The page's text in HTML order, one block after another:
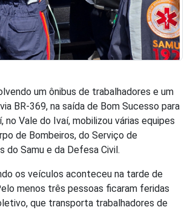
um ônibus de trabalhadores e um
BR-369, na saída de Bom Sucesso para
no Vale do Ivaí, mobilizou várias equipes
de Bombeiros, do Serviço de
do Samu e da Defesa Civil.
os veículos aconteceu na tarde de
menos três pessoas ficaram feridas
que transporta trabalhadores de